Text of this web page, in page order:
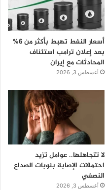
أسعار النفط تهبط بأكثر من 6%
بعد إعلان ترامب استئناف
المحادثات مع إيران
أغسطس 3, 2026
لا تتجاهلها.. عوامل تزيد
احتمالات الإصابة بنوبات الصداع
النصفي
أغسطس 3, 2026